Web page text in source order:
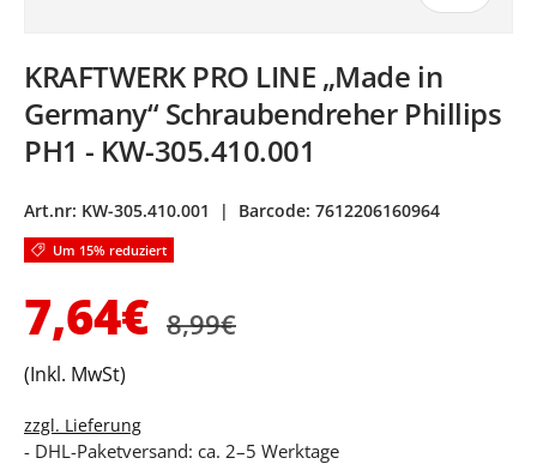
KRAFTWERK PRO LINE „Made in
Germany“ Schraubendreher Phillips
PH1 - KW-305.410.001
Art.nr: KW-305.410.001 | Barcode: 7612206160964
Um 15% reduziert
Verkaufspreis
7,64€ 8,99€
(Inkl. MwSt)
zzgl. Lieferung
- DHL-Paketversand: ca. 2–5 Werktage